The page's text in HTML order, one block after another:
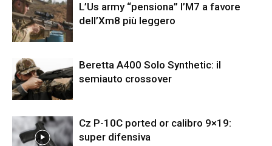
L’Us army “pensiona” l’M7 a favore
dell’Xm8 più leggero
Beretta A400 Solo Synthetic: il
semiauto crossover
Cz P-10C ported or calibro 9×19:
super difensiva